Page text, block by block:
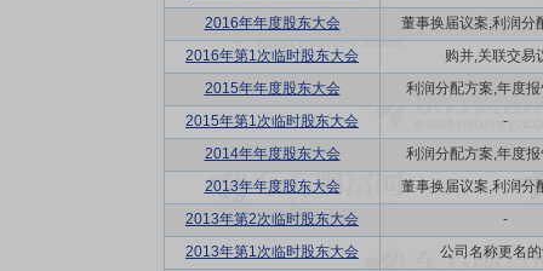
2016年年度股东大会
董事换届议案,利润分
2016年第1次临时股东大会
购并,关联交易
2015年年度股东大会
利润分配方案,年度
2015年第1次临时股东大会
-
2014年年度股东大会
利润分配方案,年度
2013年年度股东大会
董事换届议案,利润分
2013年第2次临时股东大会
-
2013年第1次临时股东大会
公司名称更名